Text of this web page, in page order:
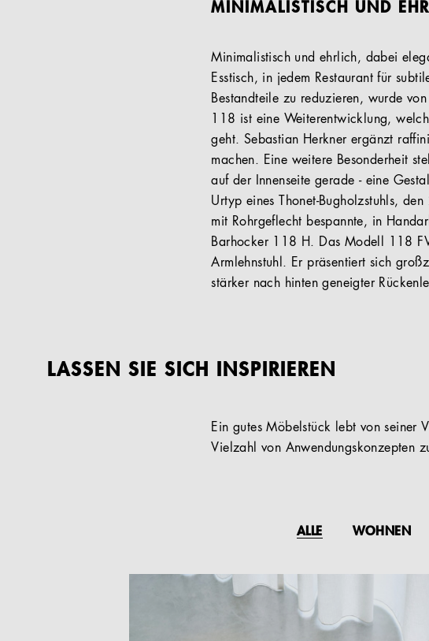
MINIMALISTISCH UND
Minimalistisch und ehrlich, dabei
Esstisch, in jedem Restaurant für
Bestandteile zu reduzieren, wurde
118 ist eine Weiterentwicklung,
geht. Sebastian Herkner ergänzt
machen. Eine weitere Besonderheit
auf der Innenseite gerade - eine
Urtyp eines Thonet-Bugholzstuhls,
mit Rohrgeflecht bespannte, in
Barhocker 118 H. Das Modell 118
Armlehnstuhl. Er präsentiert sich
stärker nach hinten geneigter
LASSEN SIE SICH INSPIRIEREN
Ein gutes Möbelstück lebt von seiner
Vielzahl von Anwendungskonzepten
ALLE WOHNEN